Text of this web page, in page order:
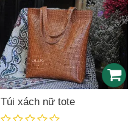
Túi xách nữ tote